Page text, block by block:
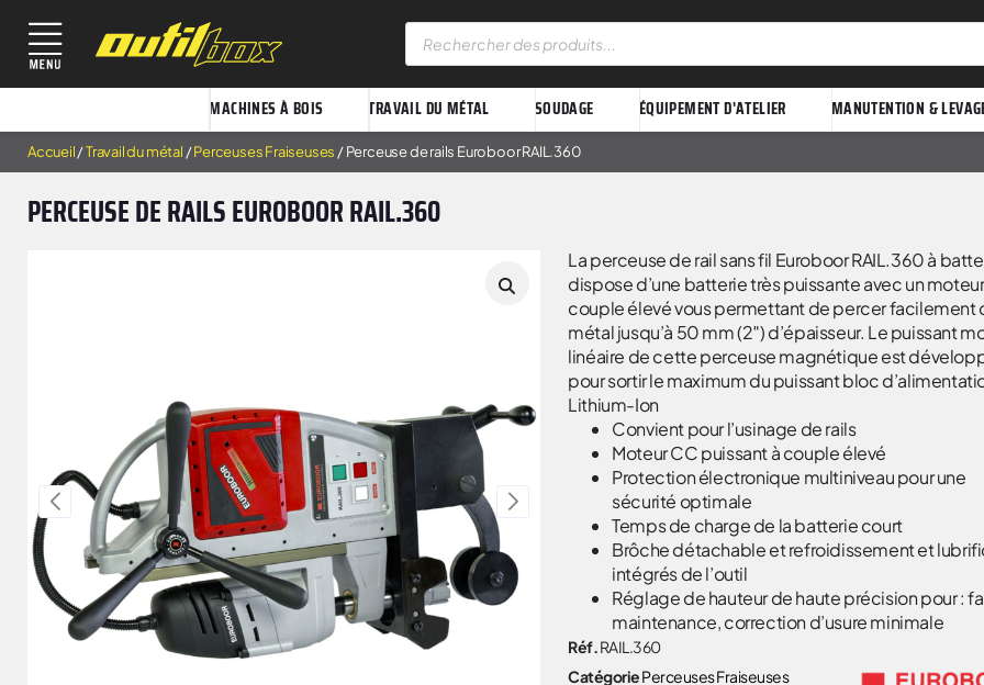
MACHINES À BOIS TRAVAIL DU MÉTAL SOUDAGE ÉQUIPEMENT D'ATELIER MANUTENTION &
Accueil/Travail du métal /Perceuses Fraiseuses / Perceuse de rails Euroboor RAIL.360
PERCEUSE DE RAILS EUROBOOR RAIL.360
La perceuse de rail sans fil Euroboor RAIL.360 à
dispose d’une batterie très puissante avec un
couple élevé vous permettant de percer facilement
métal jusqu’à 50 mm (2″) d’épaisseur. Le puissant
linéaire de cette perceuse magnétique est
pour sortir le maximum du puissant bloc
Lithium-Ion
Convient pour l’usinage de rails
Moteur CC puissant à couple élevé
Protection électronique multiniveau pour une
sécurité optimale
Temps de charge de la batterie court
Brôche détachable et refroidissement et
intégrés de l’outil
Réglage de hauteur de haute précision pour :
maintenance, correction d’usure minimale
Réf. RAIL.360
CatégoriePerceuses Fraiseuses